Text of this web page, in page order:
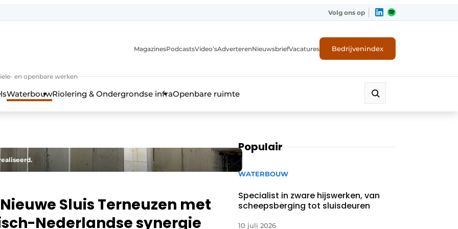
Volg ons op
en openbare werken
MagazinesPodcastsVideo’sAdverterenNieuwsbriefVacatures Bedrijvenindex
WaterbouwRiolering & Ondergrondse infraOpenbare ruimte
Sluis Terneuzen met
Nederlandse synergie
Populair
WATERBOUW
Specialist in zware hijswerken, van
scheepsberging tot sluisdeuren
10 juli 2026